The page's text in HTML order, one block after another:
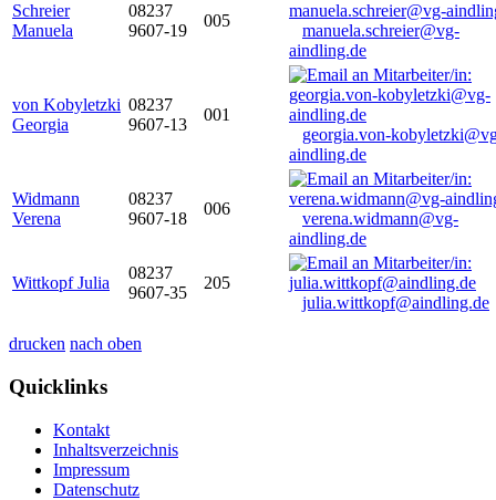
Schreier
Manuela
08237
9607-19
005
manuela.schreier@vg-
aindling.de
von Kobyletzki
Georgia
08237
9607-13
001
georgia.von-
aindling.de
Widmann
Verena
08237
9607-18
006
verena.widmann@vg-
aindling.de
Wittkopf Julia
08237
9607-35
205
julia.wittkopf@aindling.de
drucken nach oben
Quicklinks
Kontakt
Inhaltsverzeichnis
Impressum
Datenschutz